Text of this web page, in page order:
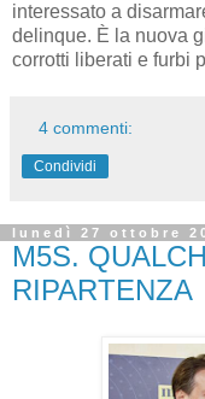
interessato a
delinque. È la nuova
corrotti liberati e furbi
4 commenti:
Condividi
lunedì 27 ottobre
M5S.
RIPARTENZA